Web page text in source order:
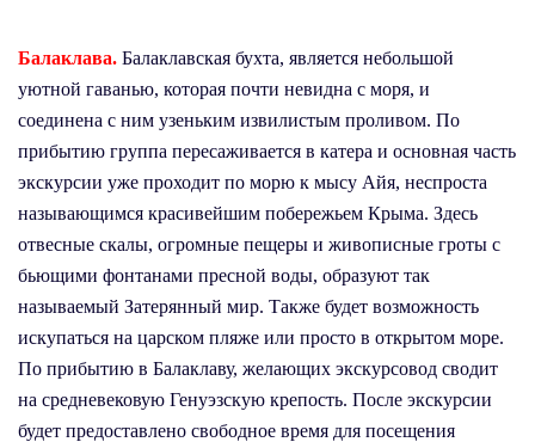
Балаклава. Балаклавская бухта, является небольшой
уютной гаванью, которая почти невидна с моря, и
соединена с ним узеньким извилистым проливом. По
прибытию группа пересаживается в катера и основная часть
экскурсии уже проходит по морю к мысу Айя, неспроста
называющимся красивейшим побережьем Крыма. Здесь
отвесные скалы, огромные пещеры и живописные гроты с
бьющими фонтанами пресной воды, образуют так
называемый Затерянный мир. Также будет возможность
искупаться на царском пляже или просто в открытом море.
По прибытию в Балаклаву, желающих экскурсовод сводит
на средневековую Генуэзскую крепость. После экскурсии
будет предоставлено свободное время для посещения